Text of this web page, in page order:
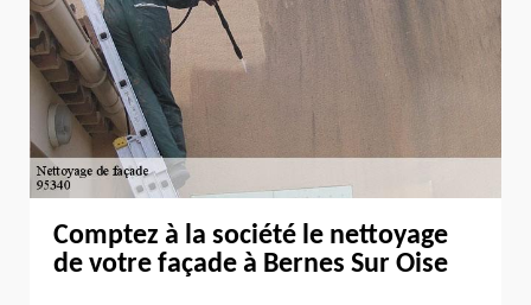
Comptez à la société le nettoyage
de votre façade à Bernes Sur Oise